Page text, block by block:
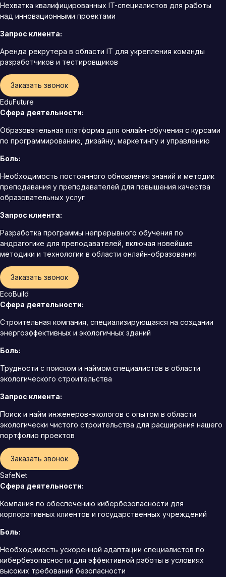
Нехватка квалифицированных IT-специалистов для работы
над инновационными проектами
Запрос клиента:
Аренда рекрутера в области IT для укрепления команды
разработчиков и тестировщиков
Заказать звонок
EduFuture
Сфера деятельности:
Образовательная платформа для онлайн-обучения с курсами
по программированию, дизайну, маркетингу и управлению
Боль:
Необходимость постоянного обновления знаний и методик
преподавания у преподавателей для повышения качества
образовательных услуг
Запрос клиента:
Разработка программы непрерывного обучения по
андрагогике для преподавателей, включая новейшие
методики и технологии в области онлайн-образования
Заказать звонок
EcoBuild
Сфера деятельности:
Строительная компания, специализирующаяся на создании
энергоэффективных и экологичных зданий
Боль:
Трудности с поиском и наймом специалистов в области
экологического строительства
Запрос клиента:
Поиск и найм инженеров-экологов с опытом в области
экологически чистого строительства для расширения нашего
портфолио проектов
Заказать звонок
SafeNet
Сфера деятельности:
Компания по обеспечению кибербезопасности для
корпоративных клиентов и государственных учреждений
Боль:
Необходимость ускоренной адаптации специалистов по
кибербезопасности для эффективной работы в условиях
высоких требований безопасности